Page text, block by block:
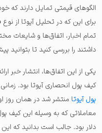
الگوهای قیمتی تمایل دارند که
برای این که در تحلیل آیوتا از
تمام اخبار، اتفاق‌ها و شایعات
داشتند را بررسی کنید تا بتوانید
کیف پول انحصاری آیوتا بود.
پول آیوتا
دلار بود. جالب است بدانید که